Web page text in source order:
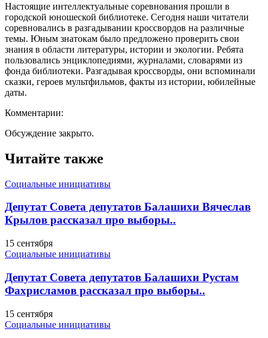
Настоящие интеллектуальные соревнования прошли в
городской юношеской библиотеке. Сегодня наши читатели
соревновались в разгадывании кроссвордов на различные
темы. Юным знатокам было предложено проверить свои
знания в области литературы, истории и экологии. Ребята
пользовались энциклопедиями, журналами, словарями из
фонда библиотеки. Разгадывая кроссворды, они вспоминали
сказки, героев мультфильмов, факты из истории, юбилейные
даты.
Комментарии:
Обсуждение закрыто.
Читайте также
Социальные инициативы
Депутат Совета депутатов Балашихи Вячеслав
Крылов рассказал про выборы..
15 сентября
Социальные инициативы
Депутат Совета депутатов Балашихи Рустам
Фахрисламов рассказал про выборы..
15 сентября
Социальные инициативы